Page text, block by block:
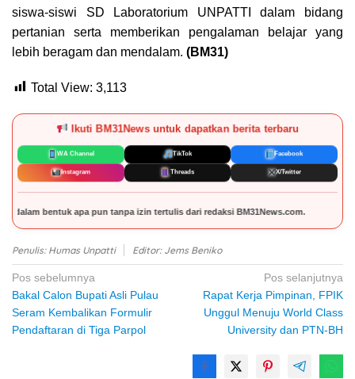
siswa-siswi SD Laboratorium UNPATTI dalam bidang
pertanian serta memberikan pengalaman belajar yang
lebih beragam dan mendalam. (BM31)
Total View: 3,113
Ikuti BM31News untuk dapatkan berita terbaru
WA Channel TikTok Facebook
Instagram Threads X/Twitter
dari redaksi BM31News.com.
Penulis: Humas Unpatti Editor: Jems Beniko
Navigasi
pos
Pos sebelumnya
Bakal Calon Bupati Asli Pulau
Seram Kembalikan Formulir
Pendaftaran di Tiga Parpol
Pos selanjutnya
Rapat Kerja Pimpinan, FPIK
Unggul Menuju World Class
University dan PTN-BH